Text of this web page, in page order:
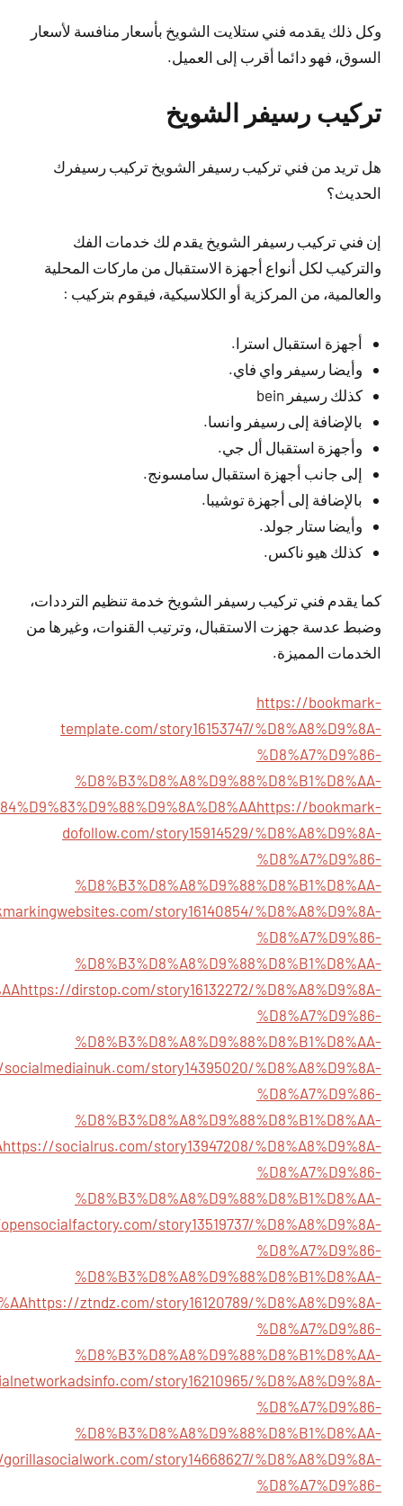
وكل ذلك يقدمه فني ستلايت الشويخ بأسعار منافسة لأسعار
السوق، فهو دائما أقرب إلى العميل.
تركيب رسيفر الشويخ
هل تريد من فني تركيب رسيفر الشويخ تركيب رسيفرك
الحديث؟
إن فني تركيب رسيفر الشويخ يقدم لك خدمات الفك
والتركيب لكل أنواع أجهزة الاستقبال من ماركات المحلية
والعالمية، من المركزية أو الكلاسيكية، فيقوم بتركيب :
أجهزة استقبال استرا.
وأيضا رسيفر واي فاي.
كذلك رسيفر bein
بالإضافة إلى رسيفر وانسا.
وأجهزة استقبال أل جي.
إلى جانب أجهزة استقبال سامسونج.
بالإضافة إلى أجهزة توشيبا.
وأيضا ستار جولد.
كذلك هيو ناكس.
كما يقدم فني تركيب رسيفر الشويخ خدمة تنظيم الترددات،
وضبط عدسة جهزت الاستقبال، وترتيب القنوات، وغيرها من
الخدمات المميزة.
https://bookmark-
template.com/story16153747/%D8%A8%D9%8A-
%D8%A7%D9%86-
%D8%B3%D8%A8%D9%88%D8%B1%D8%AA-
https://bookmark-
dofollow.com/story15914529/%D8%A8%D9%8A-
%D8%A7%D9%86-
%D8%B3%D8%A8%D9%88%D8%B1%D8%AA-
story16140854/%D8%A8%D9%8A-
%D8%A7%D9%86-
%D8%B3%D8%A8%D9%88%D8%B1%D8%AA-
https://dirstop.com/story16132272/%D8%A8%D9%8A-
%D8%A7%D9%86-
%D8%B3%D8%A8%D9%88%D8%B1%D8%AA-
story14395020/%D8%A8%D9%8A-
%D8%A7%D9%86-
%D8%B3%D8%A8%D9%88%D8%B1%D8%AA-
https://socialrus.com/story13947208/%D8%A8%D9%8A-
%D8%A7%D9%86-
%D8%B3%D8%A8%D9%88%D8%B1%D8%AA-
story13519737/%D8%A8%D9%8A-
%D8%A7%D9%86-
%D8%B3%D8%A8%D9%88%D8%B1%D8%AA-
https://ztndz.com/story16120789/%D8%A8%D9%8A-
%D8%A7%D9%86-
%D8%B3%D8%A8%D9%88%D8%B1%D8%AA-
story16210965/%D8%A8%D9%8A-
%D8%A7%D9%86-
%D8%B3%D8%A8%D9%88%D8%B1%D8%AA-
story14668627/%D8%A8%D9%8A-
%D8%A7%D9%86-